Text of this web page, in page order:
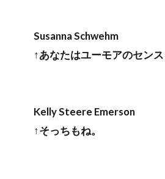
Susanna Schwehm
↑あなたはユーモアのセン
Kelly Steere Emerson
↑そっちもね。